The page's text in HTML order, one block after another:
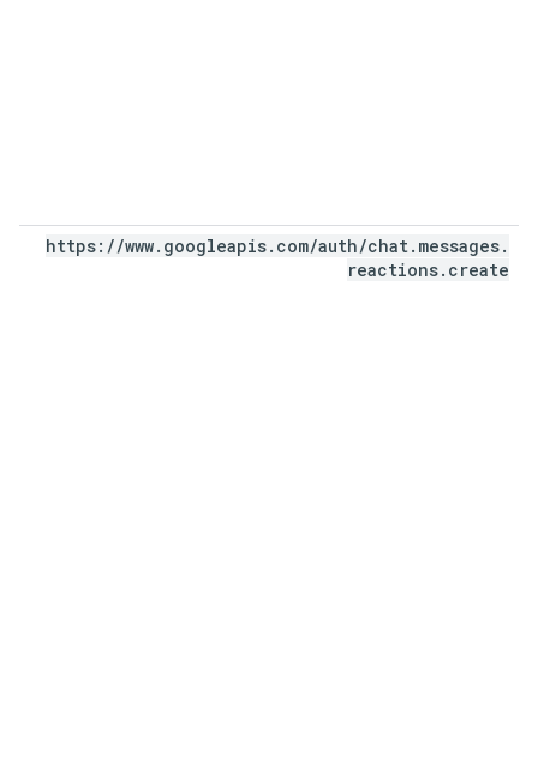
https: //www. googleapis. com/auth/chat. messages.
reactions. create